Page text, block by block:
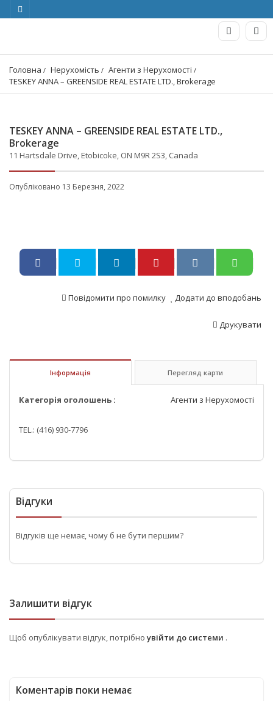
Головна Нерухомість
Агенти з Нерухомості
TESKEY ANNA – GREENSIDE REAL ESTATE LTD., Brokerage
TESKEY ANNA – GREENSIDE REAL ESTATE LTD.,
Brokerage
11 Hartsdale Drive, Etobicoke, ON M9R 2S3, Canada
Опубліковано 13 Березня, 2022
Додати до вподобань
Повідомити про помилку
Друкувати
Інформація Перегляд карти
Категорія оголошень : Агенти з Нерухомості
TEL.: (416) 930-7796
Відгуки
Відгуків ще немає, чому б не бути першим?
Залишити відгук
Щоб опублікувати відгук, потрібно увійти до системи .
Коментарів поки немає